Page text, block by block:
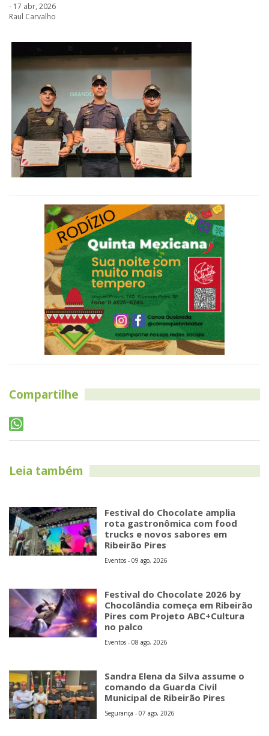
- 17 abr, 2026
Raul Carvalho
Compartilhe
Leia também
Festival do Chocolate amplia
rota gastronômica com food
trucks e novos sabores em
Ribeirão Pires
Eventos - 09 ago, 2026
Festival do Chocolate 2026 by
Chocolândia começa em Ribeirão
Pires com Projeto ABC+Cultura
no palco
Eventos - 08 ago, 2026
Sandra Elena da Silva assume o
comando da Guarda Civil
Municipal de Ribeirão Pires
Segurança - 07 ago, 2026